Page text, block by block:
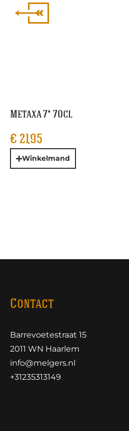
Metaxa 7* 70cl
€ 21,95
Winkelmand
Contact
Barrevoetestraat 15
2011 WN Haarlem
info@melgers.nl
+31235313149